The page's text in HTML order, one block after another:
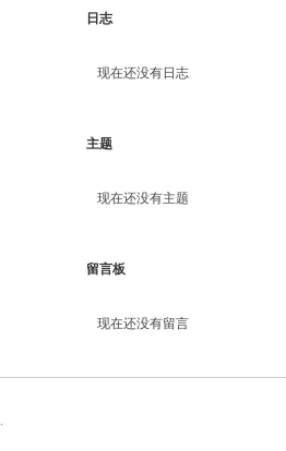
日志
现在还没有日志
主题
现在还没有主题
留言板
现在还没有留言